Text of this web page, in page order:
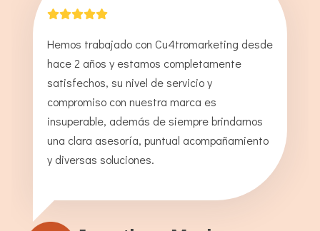
Hemos trabajado con Cu4tromarketing desde
hace 2 años y estamos completamente
satisfechos, su nivel de servicio y
compromiso con nuestra marca es
insuperable, además de siempre brindarnos
una clara asesoría, puntual acompañamiento
y diversas soluciones.